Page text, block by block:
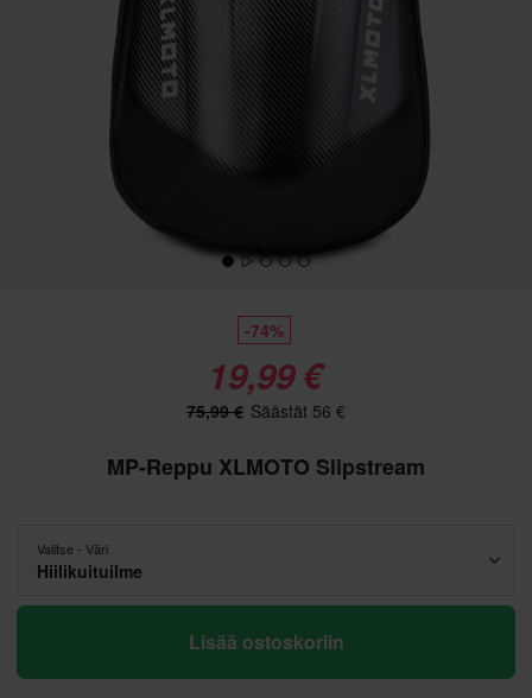
-74%
19,99 €
75,99 € Säästät 56 €
MP-Reppu XLMOTO Slipstream
Valitse - Väri
Hiilikuituilme
Lisää ostoskoriin